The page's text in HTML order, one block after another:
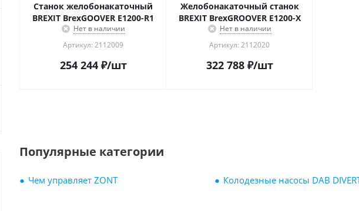
Станок желобонакаточный
BREXIT BrexGOOVER E1200-R1
Нет в наличии
Артикул: 2112009
254 244₽/шт
Желобонакаточный станок
BREXIT BrexGROOVER E1200-X
Нет в наличии
Артикул: 2112020
322 788₽/шт
Популярные категории
Чем управляет ZONT Колодезные насосы DAB